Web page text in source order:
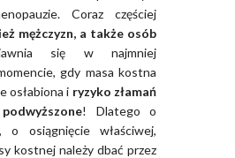
Coraz częściej
mężczyzn, a także osób
się w najmniej
gdy masa kostna
osłabiona i ryzyko złamań
! Dlatego o
o osiągnięcie właściwej,
kostnej należy dbać przez